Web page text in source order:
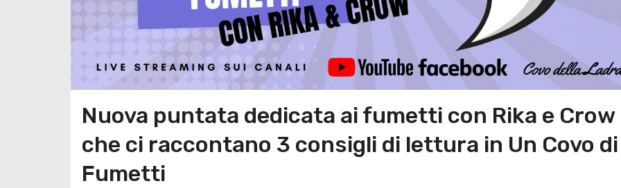
Nuova puntata dedicata ai fumetti con Rika e Crow
che ci raccontano 3 consigli di lettura in Un Covo di
Fumetti